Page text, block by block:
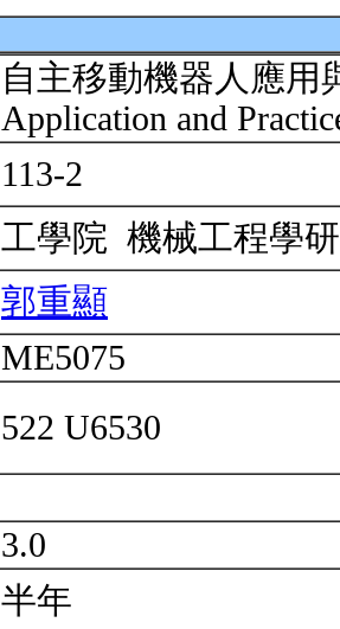
自主移動機器人應用
Application and
113-2
工學院 機械工程學
郭重顯
ME5075
522 U6530
3.0
半年